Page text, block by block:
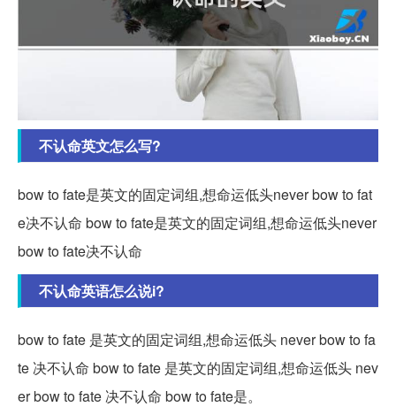
不认命英文怎么写?
bow to fate是英文的固定词组,想命运低头never bow to fat
e决不认命 bow to fate是英文的固定词组,想命运低头never
bow to fate决不认命
不认命英语怎么说i?
bow to fate 是英文的固定词组,想命运低头 never bow to fa
te 决不认命 bow to fate 是英文的固定词组,想命运低头 nev
er bow to fate 决不认命 bow to fate是。